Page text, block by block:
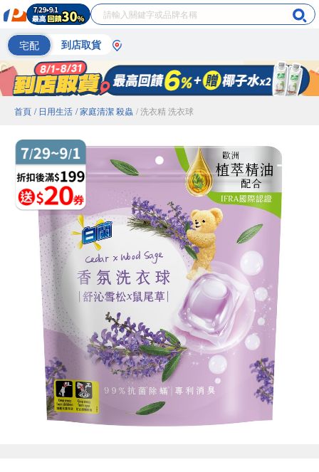
宅配 到店取貨
首頁 / 日用生活 / 家庭清潔 殺蟲 / 洗衣精 洗衣球